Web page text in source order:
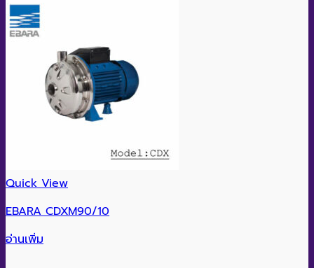
Quick View
EBARA CDXM90/10
อ่านเพิ่ม